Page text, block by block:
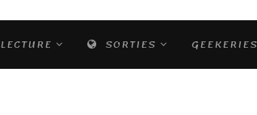
LECTURE SORTIES GEEKERIES